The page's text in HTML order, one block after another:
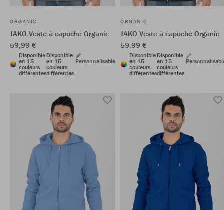
ORGANIC
JAKO Veste à capuche Organic
59,99 €
Disponible
en 15
couleurs
différentes
Disponible
en 15
couleurs
différentes
Personnalisable
ORGANIC
JAKO Veste à capuche Organic
59,99 €
Disponible
en 15
couleurs
différentes
Disponible
en 15
couleurs
différentes